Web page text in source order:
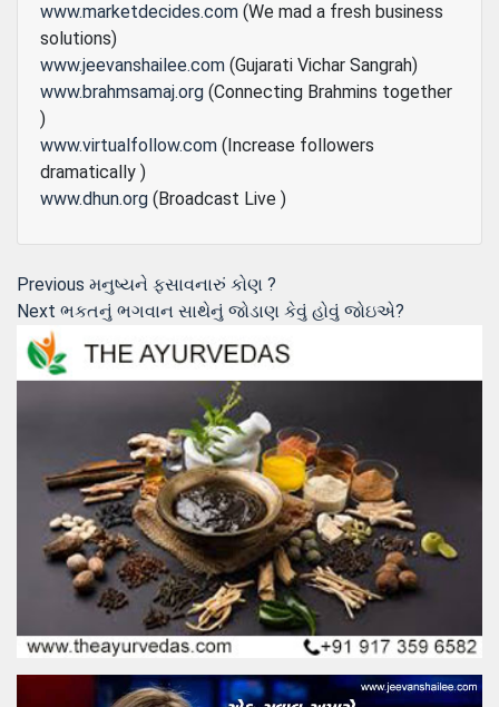
www.marketdecides.com (We mad a fresh business
solutions)
www.jeevanshailee.com (Gujarati Vichar Sangrah)
www.brahmsamaj.org (Connecting Brahmins together
)
www.virtualfollow.com (Increase followers
dramatically )
www.dhun.org (Broadcast Live )
Post
navigation
Previous Previous
post:
મનુષ્યને ફસાવનારું કોણ ?
Next Next
ભકતનું ભગવાન સાથેનું જોડાણ કેવું હોવું જોઇએ?